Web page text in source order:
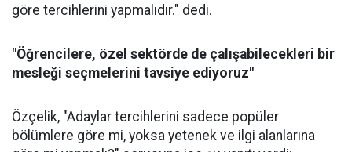
göre tercihlerini yapmalıdır." dedi.
"Öğrencilere, özel sektörde de çalışabilecekleri bir
mesleği seçmelerini tavsiye ediyoruz"
Özçelik, "Adaylar tercihlerini sadece popüler
bölümlere göre mi, yoksa yetenek ve ilgi alanlarına